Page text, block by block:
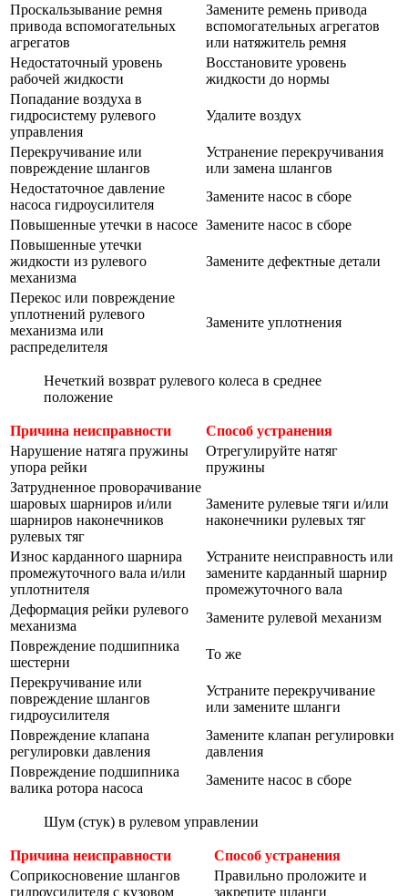
Проскальзывание ремня
привода вспомогательных
агрегатов
Замените ремень привода
вспомогательных агрегатов
или натяжитель ремня
Недостаточный уровень
рабочей жидкости
Восстановите уровень
жидкости до нормы
Попадание воздуха в
гидросистему рулевого
управления
Удалите воздух
Перекручивание или
повреждение шлангов
Устранение перекручивания
или замена шлангов
Недостаточное давление
насоса гидроусилителя
Замените насос в сборе
Повышенные утечки в насосе Замените насос в сборе
Повышенные утечки
жидкости из рулевого
механизма
Замените дефектные детали
Перекос или повреждение
уплотнений рулевого
механизма или
распределителя
Замените уплотнения
Нечеткий возврат рулевого колеса в среднее
положение
Причина неисправности
Способ устранения
Нарушение натяга пружины
упора рейки
Отрегулируйте натяг
пружины
Затрудненное проворачивание
шаровых шарниров и/или
шарниров наконечников
рулевых тяг
Замените рулевые тяги и/или
наконечники рулевых тяг
Износ карданного шарнира
промежуточного вала и/или
уплотнителя
Устраните неисправность или
замените карданный шарнир
промежуточного вала
Деформация рейки рулевого
механизма
Замените рулевой механизм
Повреждение подшипника
шестерни
То же
Перекручивание или
повреждение шлангов
гидроусилителя
Устраните перекручивание
или замените шланги
Повреждение клапана
регулировки давления
Замените клапан регулировки
давления
Повреждение подшипника
валика ротора насоса
Замените насос в сборе
Шум (стук) в рулевом управлении
Причина неисправности
Способ устранения
Соприкосновение шлангов
гидроусилителя с кузовом
Правильно проложите и
закрепите шланги